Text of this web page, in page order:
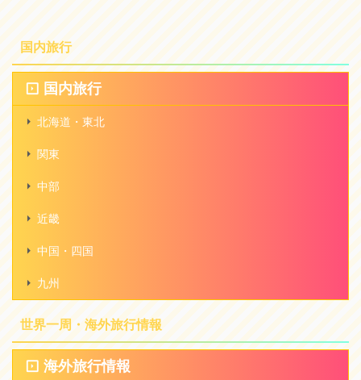
国内旅行
国内旅行
北海道・東北
関東
中部
近畿
中国・四国
九州
世界一周・海外旅行情報
海外旅行情報